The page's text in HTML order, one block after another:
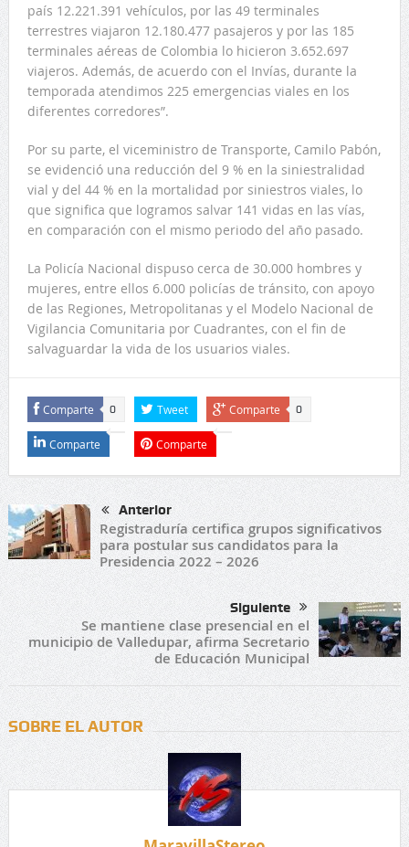
país 12.221.391 vehículos, por las 49 terminales
terrestres viajaron 12.180.477 pasajeros y por las 185
terminales aéreas de Colombia lo hicieron 3.652.697
viajeros. Además, de acuerdo con el Invías, durante la
temporada atendimos 225 emergencias viales en los
diferentes corredores”.
Por su parte, el viceministro de Transporte, Camilo Pabón,
se evidenció una reducción del 9 % en la siniestralidad
vial y del 44 % en la mortalidad por siniestros viales, lo
que significa que logramos salvar 141 vidas en las vías,
en comparación con el mismo periodo del año pasado.
La Policía Nacional dispuso cerca de 30.000 hombres y
mujeres, entre ellos 6.000 policías de tránsito, con apoyo
de las Regiones, Metropolitanas y el Modelo Nacional de
Vigilancia Comunitaria por Cuadrantes, con el fin de
salvaguardar la vida de los usuarios viales.
Comparte 0 Tweet Comparte 0
Comparte Comparte
Anterior
Registraduría certifica grupos significativos
para postular sus candidatos para la
Presidencia 2022 – 2026
Siguiente
Se mantiene clase presencial en el
municipio de Valledupar, afirma Secretario
de Educación Municipal
SOBRE EL AUTOR